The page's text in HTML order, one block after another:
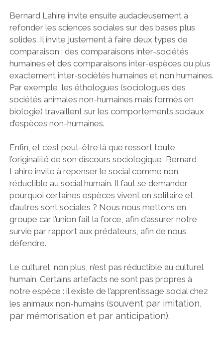
Bernard Lahire invite ensuite audacieusement à
refonder les sciences sociales sur des bases plus
solides. Il invite justement à faire deux types de
comparaison : des comparaisons inter-sociétés
humaines et des comparaisons inter-espèces ou plus
exactement inter-sociétés humaines et non humaines.
Par exemple, les éthologues (sociologues des
sociétés animales non-humaines mais formés en
biologie) travaillent sur les comportements sociaux
d’espèces non-humaines.
Enfin, et c’est peut-être là que ressort toute
l’originalité de son discours sociologique, Bernard
Lahire invite à repenser le social comme non
réductible au social humain. Il faut se demander
pourquoi certaines espèces vivent en solitaire et
d’autres sont sociales ? Nous nous mettons en
groupe car l’union fait la force, afin d’assurer notre
survie par rapport aux prédateurs, afin de nous
défendre.
Le culturel, non plus, n’est pas réductible au culturel
humain. Certains artefacts ne sont pas propres à
notre espèce : il existe de l’apprentissage social chez
les animaux non-humains (souvent par imitation,
par mémorisation et par anticipation).